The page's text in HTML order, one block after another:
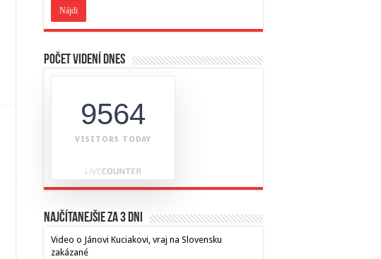
Počet videní dnes
9564
VISITORS TODAY
Najčítanejšie za 3 dni
Video o Jánovi Kuciakovi, vraj na Slovensku
zakázané